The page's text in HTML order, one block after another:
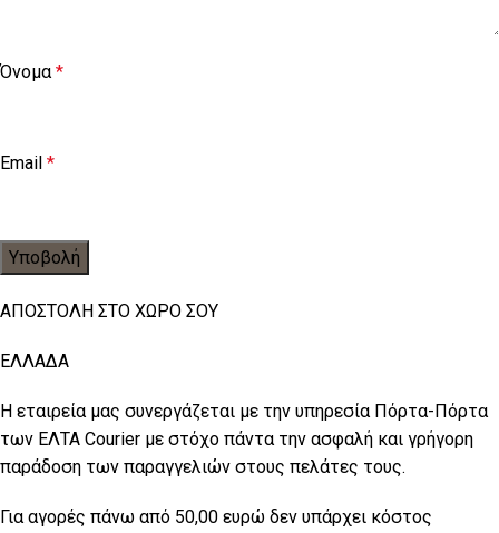
Όνομα*
Email *
ΑΠΟΣΤΟΛΗ ΣΤΟ ΧΩΡΟ ΣΟΥ
ΕΛΛΑΔΑ
Η εταιρεία μας συνεργάζεται με την υπηρεσία Πόρτα-Πόρτα
των ΕΛΤΑ Courier με στόχο πάντα την ασφαλή και γρήγορη
παράδοση των παραγγελιών στους πελάτες τους.
Για αγορές πάνω από 50,00 ευρώ δεν υπάρχει κόστος